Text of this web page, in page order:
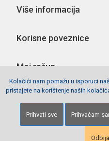
Više informacija
Korisne poveznice
Moj račun
Pratite nas
Copyright © 2026 Webshop
Net
Kolačići nam pomažu u isporuci
pristajete na korištenje naših
Prihvati sve Prihvaćam